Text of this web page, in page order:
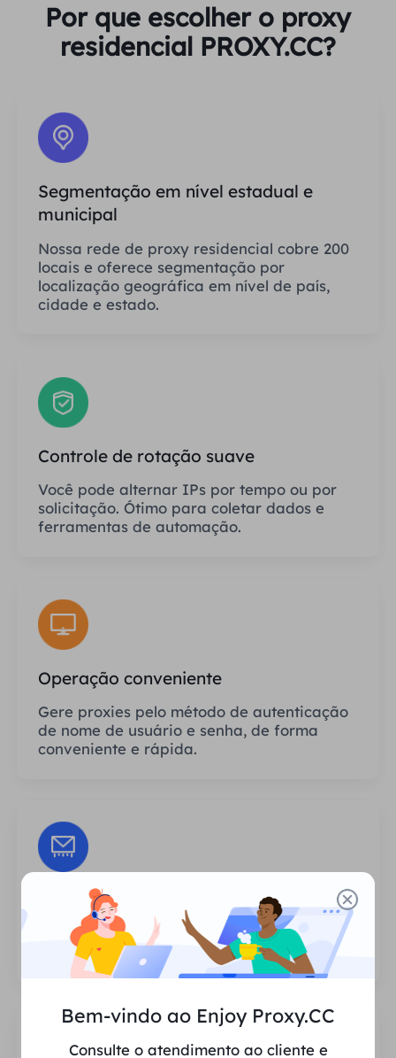
Por que escolher o proxy
residencial PROXY.CC?
Segmentação em nível estadual e
municipal
Nossa rede de proxy residencial cobre 200
locais e oferece segmentação por
localização geográfica em nível de país,
cidade e estado.
Controle de rotação suave
Você pode alternar IPs por tempo ou por
solicitação. Ótimo para coletar dados e
ferramentas de automação.
Operação conveniente
Gere proxies pelo método de autenticação
de nome de usuário e senha, de forma
conveniente e rápida.
Sessões Ilimitadas
Não há limite para o número de usos ou
frequências de invocação dos proxies.
Bem-vindo ao Enjoy Proxy.CC
Consulte o atendimento ao cliente e